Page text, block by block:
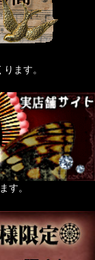
ます。
す。